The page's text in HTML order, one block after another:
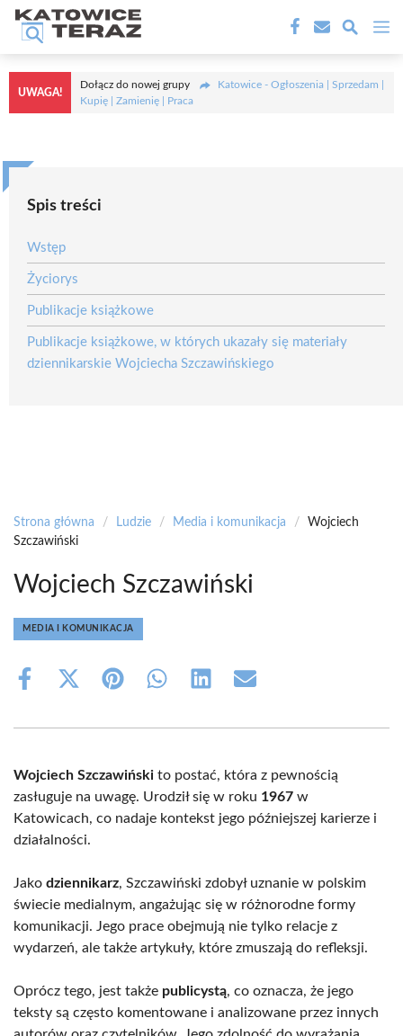
Przejdź
treści
UWAGA!
Dołącz do nowej grupy
Katowice - Ogłoszenia | Sprzedam |
Kupię | Zamienię | Praca
Spis treści
Wstęp
Życiorys
Publikacje książkowe
Publikacje książkowe, w których ukazały się materiały
dziennikarskie Wojciecha Szczawińskiego
Strona główna / Ludzie / Media i komunikacja /
Wojciech
Szczawiński
Wojciech Szczawiński
MEDIA I KOMUNIKACJA
Share
Share
(Twitter)
Share Share Share Share
Wojciech Szczawiński to postać, która z pewnością
zasługuje na uwagę. Urodził się w roku 1967 w
Katowicach, co nadaje kontekst jego późniejszej karierze i
działalności.
Jako dziennikarz, Szczawiński zdobył uznanie w polskim
świecie medialnym, angażując się w różnorodne formy
komunikacji. Jego prace obejmują nie tylko relacje z
wydarzeń, ale także artykuły, które zmuszają do refleksji.
Oprócz tego, jest także publicystą, co oznacza, że jego
teksty są często komentowane i analizowane przez innych